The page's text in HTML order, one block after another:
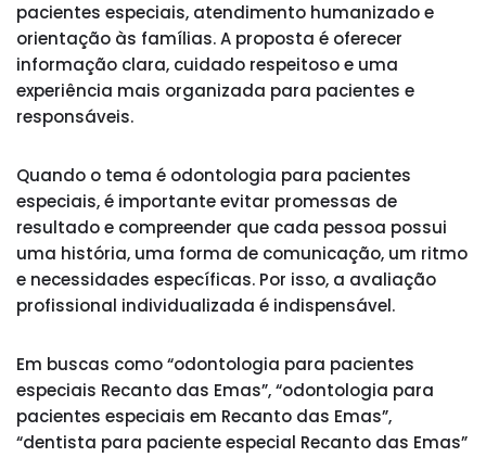
pacientes especiais, atendimento humanizado e
orientação às famílias. A proposta é oferecer
informação clara, cuidado respeitoso e uma
experiência mais organizada para pacientes e
responsáveis.
Quando o tema é odontologia para pacientes
especiais, é importante evitar promessas de
resultado e compreender que cada pessoa possui
uma história, uma forma de comunicação, um ritmo
e necessidades específicas. Por isso, a avaliação
profissional individualizada é indispensável.
Em buscas como “odontologia para pacientes
especiais Recanto das Emas”, “odontologia para
pacientes especiais em Recanto das Emas”,
“dentista para paciente especial Recanto das Emas”